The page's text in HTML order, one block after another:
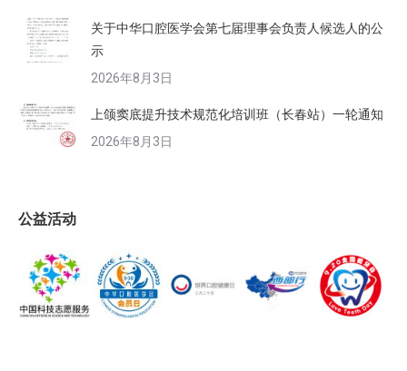
关于中华口腔医学会第七届理事会负责人候选人的公
示
2026年8月3日
上颌窦底提升技术规范化培训班（长春站）一轮通知
2026年8月3日
公益活动